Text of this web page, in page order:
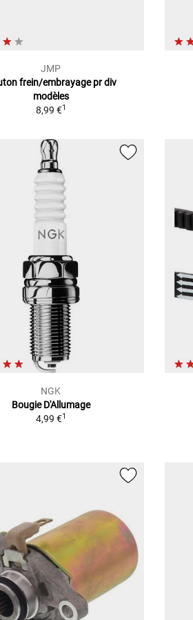
JMP
frein/embrayage pr div
modèles
8,99 €1
NGK
Bougie D'Allumage
4,99 €1